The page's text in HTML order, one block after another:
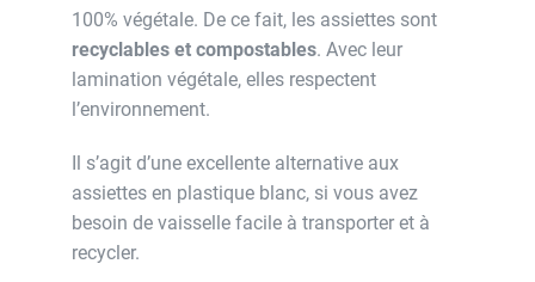
100% végétale. De ce fait, les assiettes sont
recyclables et compostables. Avec leur
lamination végétale, elles respectent
l’environnement.
Il s’agit d’une excellente alternative aux
assiettes en plastique blanc, si vous avez
besoin de vaisselle facile à transporter et à
recycler.